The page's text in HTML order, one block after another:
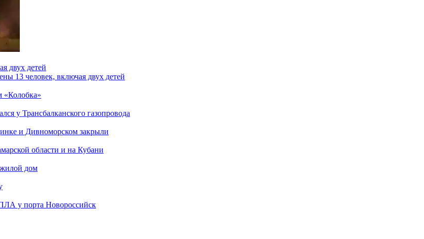
двух детей
13 человек, включая двух детей
«Колобка»
у Трансбалканского газопровода
и Дивноморском закрыли
области и на Кубани
дом
у порта Новороссийск